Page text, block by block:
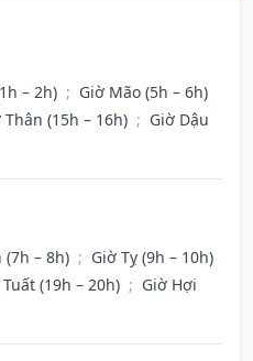
– 2h) ; Giờ Mão (5h – 6h)
Thân (15h – 16h) ; Giờ Dậu
(7h – 8h) ; Giờ Tỵ (9h – 10h)
(19h – 20h) ; Giờ Hợi